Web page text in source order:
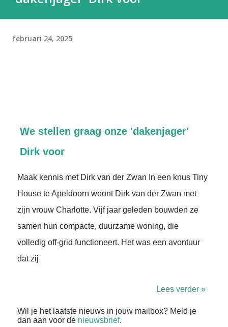
februari 24, 2025
We stellen graag onze 'dakenjager'
Dirk voor
Maak kennis met Dirk van der Zwan In een knus Tiny
House te Apeldoorn woont Dirk van der Zwan met
zijn vrouw Charlotte. Vijf jaar geleden bouwden ze
samen hun compacte, duurzame woning, die
volledig off-grid functioneert. Het was een avontuur
dat zij
Lees verder »
Wil je het laatste nieuws in jouw mailbox? Meld je
dan aan voor de nieuwsbrief.